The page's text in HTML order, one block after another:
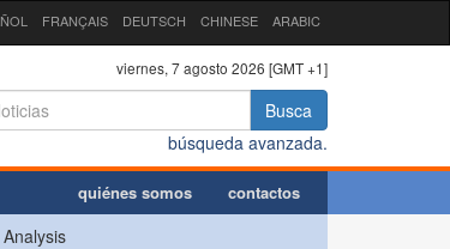
FRANÇAIS DEUTSCH CHINESE ARABIC
viernes, 7 agosto 2026 [GMT +1]
Busca
búsqueda avanzada.
quiénes somos contactos